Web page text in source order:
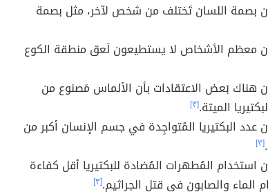
بصمة اللسان تَختلف من شخص لآخر، مثل بصمة
معظم الأشخاص لا يستطيعون لَعق منطقة الكوع
هناك بَعض الاعتقادات بأن الألماس مَصنوع من
الميتة.[٣]
عدد البكتيريا المُتواجِدة في جسم الإنسان أكبر من
[٣]
استخدام المُطهرات المُضادة للبكتيريا أقل كفاءة
الماء والصابون في قتل الجراثيم.[٣]